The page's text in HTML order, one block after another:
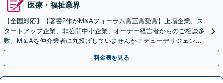
医療・福祉業界
【全国対応】【著書2作がM&Aフォーラム賞正賞受賞】上場企業、ス
タートアップ企業、非公開中小企業、オーナー経営者からのご相談多
数。M＆Aを仲介業者に丸投げしていませんか？デューデリジェンス
や契約書作成・交渉はお任せください【初回無料】
料金表を見る